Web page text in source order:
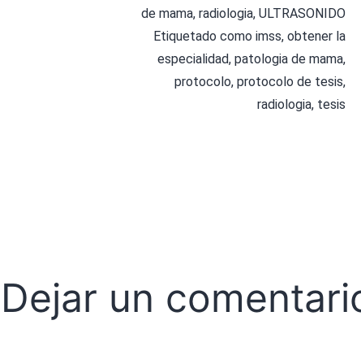
de mama, radiologia, ULTRASONIDO
Etiquetado como imss, obtener la
especialidad, patologia de mama,
protocolo, protocolo de tesis,
radiologia, tesis
Dejar un